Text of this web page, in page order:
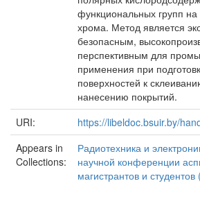
функциональных групп
хрома. Метод является
безопасным,
перспективным для
применения при
поверхностей к
нанесению покрытий.
URI:
https://libeldoc.bsuir.by/
Appears in
Collections:
Радиотехника и
научной конференции
магистрантов и студентов